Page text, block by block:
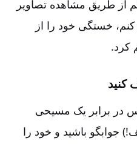
از طریق مشاهده تصاویر
خستگی خود را از
کرد.
در برابر یک مسیحی
جوابگو باشید و خود را